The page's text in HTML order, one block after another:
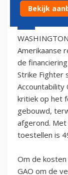
21 maart 2006
Amerikaanse
de
Strike Fighter
Accountability
kritiek op het
gebouwd,
afgerond.
toestellen is
Om de
GAO om de
Bekijk